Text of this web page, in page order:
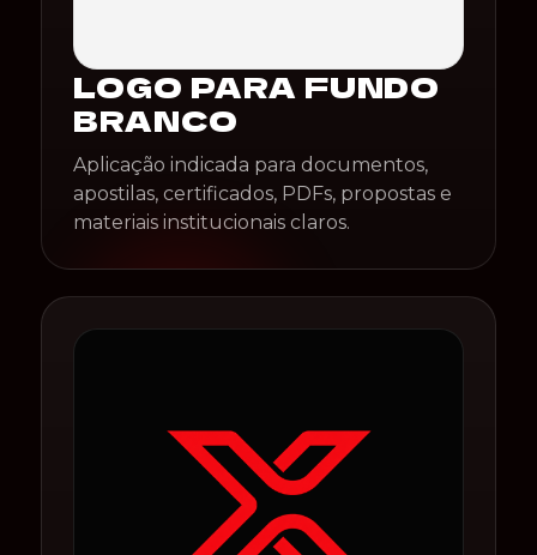
LOGO PARA FUNDO
BRANCO
Aplicação indicada para documentos,
apostilas, certificados, PDFs, propostas e
materiais institucionais claros.